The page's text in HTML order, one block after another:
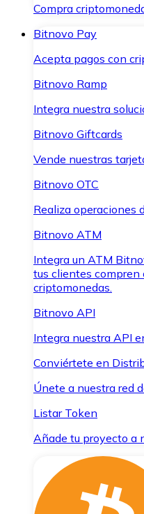
Compra
Bitnovo Pay
Acepta pagos con
Bitnovo Ramp
Integra nuestra
Bitnovo Giftcards
Vende nuestras
Bitnovo OTC
Realiza operaciones
Bitnovo ATM
Integra un ATM
tus clientes compren
criptomonedas.
Bitnovo API
Integra nuestra API
Conviértete en
Únete a nuestra red
Listar Token
Añade tu proyecto a